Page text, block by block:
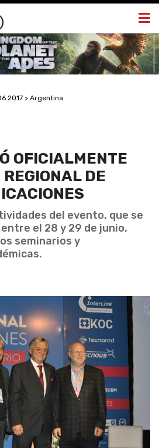
> Argentina
OFICIALMENTE
DE
del evento, que se
el 28 y 29 de junio,
seminarios y